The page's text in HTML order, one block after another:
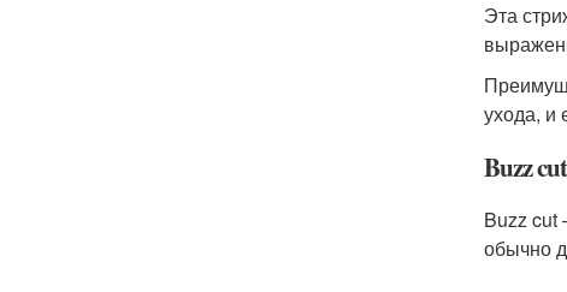
Эта
ухода, и
Buzz cut
Buzz cut
обычно